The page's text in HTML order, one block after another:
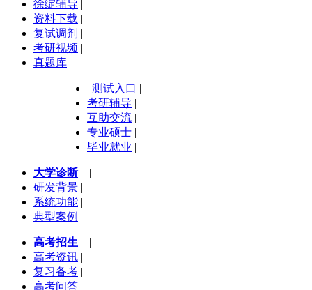
徐绽辅导 |
资料下载 |
复试调剂 |
考研视频 |
真题库
| 测试入口 |
考研辅导 |
互助交流 |
专业硕士 |
毕业就业 |
大学诊断|
研发背景 |
系统功能 |
典型案例
高考招生 |
高考资讯 |
复习备考 |
高考问答